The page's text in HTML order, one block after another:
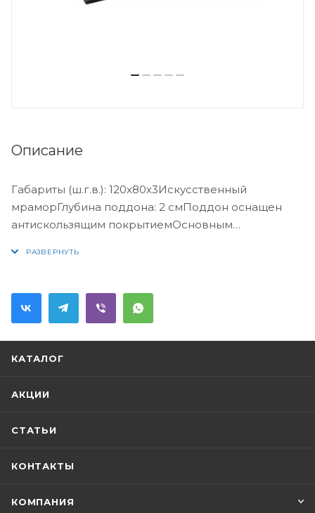
Описание
Габариты (ш.г.в.): 120x80x3Искусственный
мраморГлубина поддона: 2 смПоддон оснащен
антискользящим покрытиемОсновным
служит полимерная смола, придающая изделиям
высокую прочность и твердость. Рабочая
технологической обработки приобретает
свойствам глазури, использующейся на изделиях
использующиеся при производстве поддонов из
особенности (толщина стенок) делают их
без прогибов
КАТАЛОГ
АКЦИИ
СТАТЬИ
КОНТАКТЫ
КОМПАНИЯ